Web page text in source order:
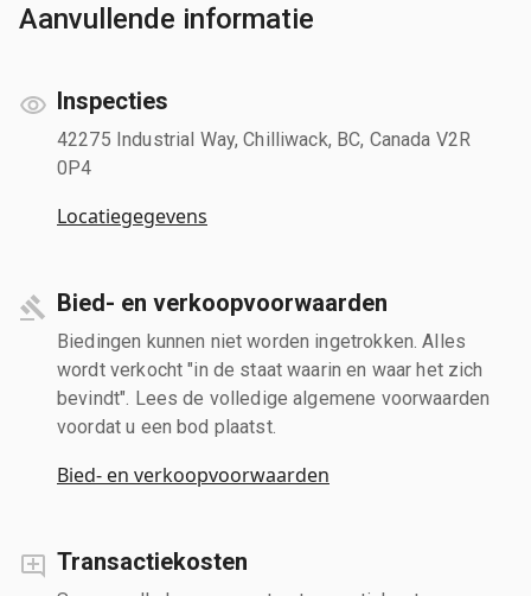
Aanvullende informatie
Inspecties
42275 Industrial Way, Chilliwack, BC, Canada V2R
0P4
Locatiegegevens
Bied- en verkoopvoorwaarden
Biedingen kunnen niet worden ingetrokken. Alles
wordt verkocht "in de staat waarin en waar het zich
bevindt". Lees de volledige algemene voorwaarden
voordat u een bod plaatst.
Bied- en verkoopvoorwaarden
Transactiekosten